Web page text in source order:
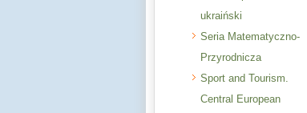
ukraiński
Seria Matematyczno-
Przyrodnicza
Sport and Tourism.
Central European